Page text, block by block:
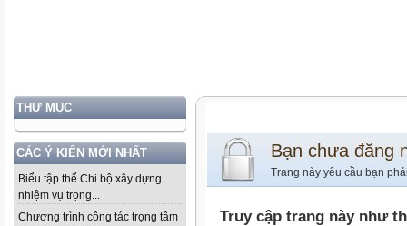
THƯ MỤC
CÁC Ý KIẾN MỚI NHẤT
Biểu tập thể Chi bộ xây dựng
nhiệm vụ trọng...
Chương trình công tác trọng tâm
Bạn chưa đăng
Trang này yêu cầu bạn
Truy cập trang này như